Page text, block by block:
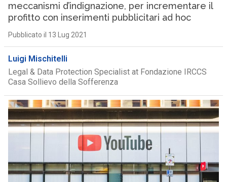
meccanismi d’indignazione, per incrementare il
profitto con inserimenti pubblicitari ad hoc
Pubblicato il 13 Lug 2021
Luigi Mischitelli
Legal & Data Protection Specialist at Fondazione IRCCS
Casa Sollievo della Sofferenza